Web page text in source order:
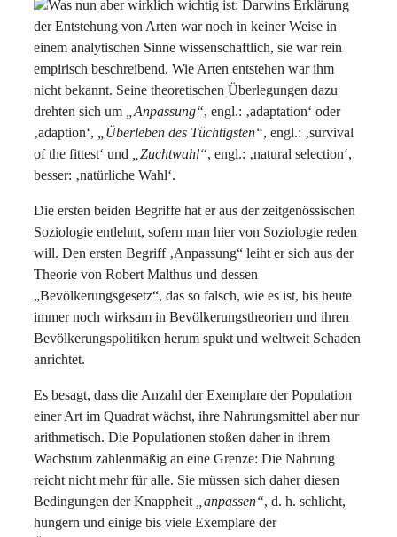
Was nun aber wirklich wichtig ist: Darwins Erklärung
der Entstehung von Arten war noch in keiner Weise in
einem analytischen Sinne wissenschaftlich, sie war rein
empirisch beschreibend. Wie Arten entstehen war ihm
nicht bekannt. Seine theoretischen Überlegungen dazu
drehten sich um
„Anpassung“, engl.: ‚adaptation‘ oder
‚adaption‘,
„Überleben des Tüchtigsten“, engl.: ‚survival
of the fittest‘ und
„Zuchtwahl“, engl.: ‚natural selection‘,
besser: ‚natürliche Wahl‘.
Die ersten beiden Begriffe hat er aus der zeitgenössischen
Soziologie entlehnt, sofern man hier von Soziologie reden
will. Den ersten Begriff ‚Anpassung“ leiht er sich aus der
Theorie von Robert Malthus und dessen
„Bevölkerungsgesetz“, das so falsch, wie es ist, bis heute
immer noch wirksam in Bevölkerungstheorien und ihren
Bevölkerungspolitiken herum spukt und weltweit Schaden
anrichtet.
Es besagt, dass die Anzahl der Exemplare der Population
einer Art im Quadrat wächst, ihre Nahrungsmittel aber nur
arithmetisch. Die Populationen stoßen daher in ihrem
Wachstum zahlenmäßig an eine Grenze: Die Nahrung
reicht nicht mehr für alle. Sie müssen sich daher diesen
Bedingungen der Knappheit
„anpassen“, d. h. schlicht,
hungern und einige bis viele Exemplare der